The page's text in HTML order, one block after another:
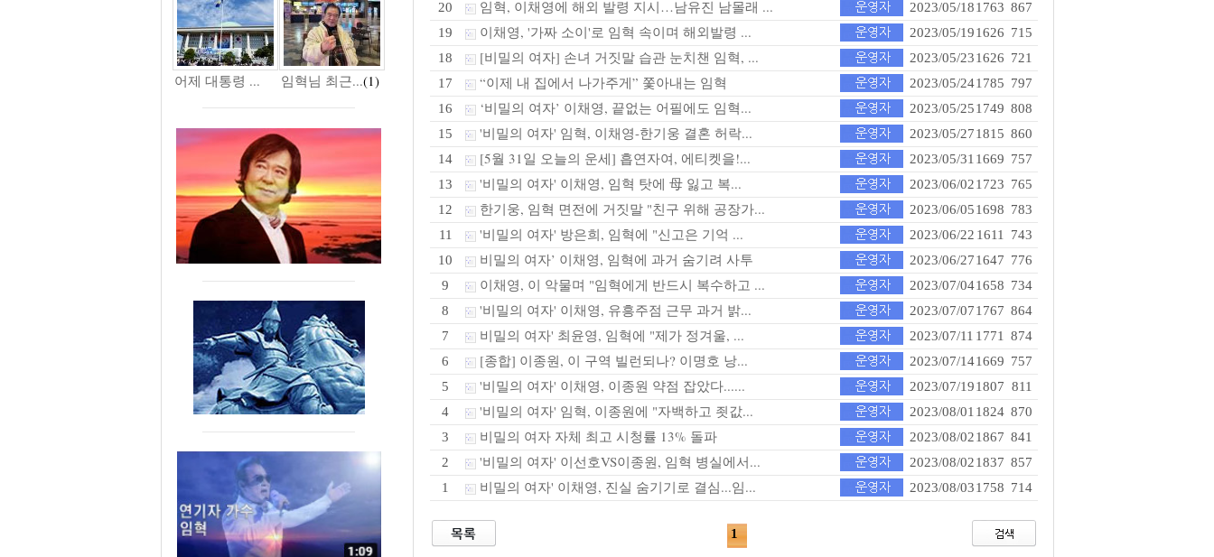
어제 대통령 ... 임혁님 최근...(1)
20
임혁, 이채영에 해외 발령 지시…남유진 남몰래 ... 2023/05/181763 867
19
이채영, '가짜 소이'로 임혁 속이며 해외발령 ... 2023/05/191626 715
18
[비밀의 여자] 손녀 거짓말 습관 눈치챈 임혁, ... 2023/05/231626 721
17
“이제 내 집에서 나가주게” 쫓아내는 임혁 2023/05/241785 797
16
‘비밀의 여자’ 이채영, 끝없는 어필에도 임혁... 2023/05/251749 808
15
'비밀의 여자' 임혁, 이채영-한기웅 결혼 허락... 2023/05/271815 860
14
[5월 31일 오늘의 운세] 흡연자여, 에티켓을!... 2023/05/31 1669 757
13
'비밀의 여자' 이채영, 임혁 탓에 母 잃고 복... 2023/06/021723 765
12
한기웅, 임혁 면전에 거짓말 "친구 위해 공장가... 2023/06/051698 783
11
'비밀의 여자' 방은희, 임혁에 "신고은 기억 ... 2023/06/22 1611
743
10
비밀의 여자’ 이채영, 임혁에 과거 숨기려 사투 2023/06/271647 776
9
이채영, 이 악물며 "임혁에게 반드시 복수하고 ... 2023/07/041658 734
8
'비밀의 여자' 이채영, 유흥주점 근무 과거 밝... 2023/07/071767 864
7
비밀의 여자' 최윤영, 임혁에 "제가 정겨울, ... 2023/07/11 1771
874
6
[종합] 이종원, 이 구역 빌런되나? 이명호 낭... 2023/07/141669 757
5
'비밀의 여자' 이채영, 이종원 약점 잡았다...... 2023/07/191807 811
4
'비밀의 여자' 임혁, 이종원에 "자백하고 죗값... 2023/08/01 1824 870
3
비밀의 여자 자체 최고 시청률 13% 돌파 2023/08/021867 841
2
'비밀의 여자' 이선호VS이종원, 임혁 병실에서... 2023/08/021837 857
1
비밀의 여자' 이채영, 진실 숨기기로 결심...임... 2023/08/031758 714
1